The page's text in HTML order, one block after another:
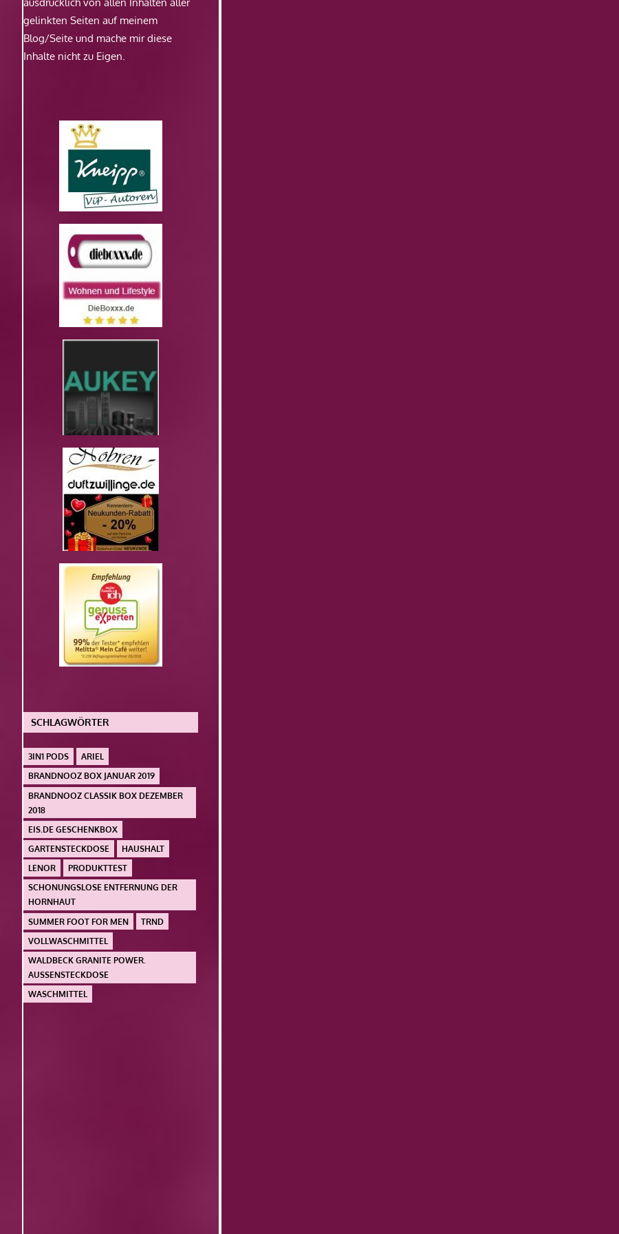
gelinkten Seiten auf meinem
Blog/Seite und mache mir diese
Inhalte nicht zu Eigen.
SCHLAGWÖRTER
3IN1 PODS
ARIEL
BRANDNOOZ BOX JANUAR 2019
BRANDNOOZ CLASSIK BOX DEZEMBER
2018
EIS.DE GESCHENKBOX
GARTENSTECKDOSE
HAUSHALT
LENOR
PRODUKTTEST
SCHONUNGSLOSE ENTFERNUNG DER
HORNHAUT
SUMMER FOOT FOR MEN
TRND
VOLLWASCHMITTEL
WALDBECK GRANITE POWER.
AUSSENSTECKDOSE
WASCHMITTEL